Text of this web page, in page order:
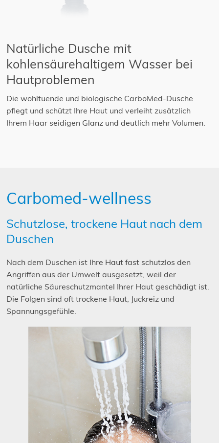
Natürliche Dusche mit
kohlensäurehaltigem Wasser bei
Hautproblemen
Die wohltuende und biologische CarboMed-Dusche
pflegt und schützt Ihre Haut und verleiht zusätzlich
Ihrem Haar seidigen Glanz und deutlich mehr Volumen.
Carbomed-wellness
Schutzlose, trockene Haut nach dem
Duschen
Nach dem Duschen ist Ihre Haut fast schutzlos den
Angriffen aus der Umwelt ausgesetzt, weil der
natürliche Säureschutzmantel Ihrer Haut geschädigt ist.
Die Folgen sind oft trockene Haut, Juckreiz und
Spannungsgefühle.